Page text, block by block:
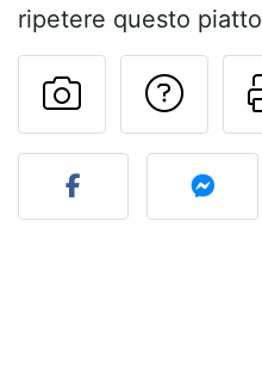
ripetere questo
Pubblica